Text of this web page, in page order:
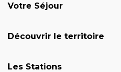
Votre Séjour
Découvrir le territoire
Les Stations